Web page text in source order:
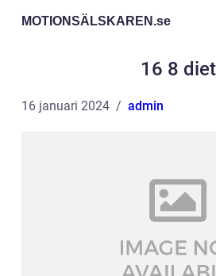
MOTIONSÄLSKAREN.se
16 8 diet
16 januari 2024 admin